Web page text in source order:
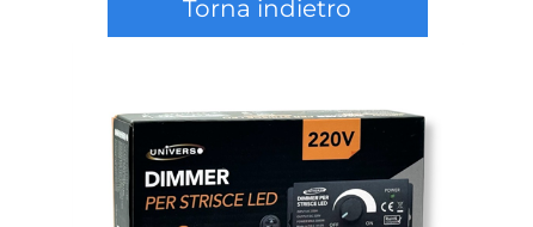
Torna indietro